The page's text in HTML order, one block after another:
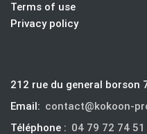
Terms of use
Privacy policy
212 rue du general borson
Email: contact@kokoon-
Téléphone : 04 79 72 74 51